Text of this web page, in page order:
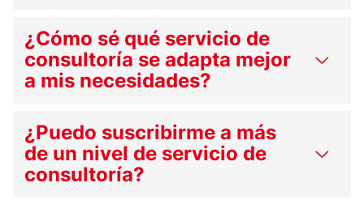
¿Cómo sé qué servicio de
consultoría se adapta mejor
a mis necesidades?
¿Puedo suscribirme a más
de un nivel de servicio de
consultoría?